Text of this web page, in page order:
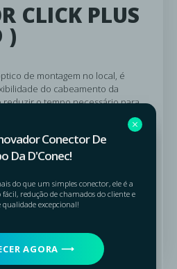
CLICK PLUS
)
de montagem no local, é
do cabeamento da
reduzir o tempo necessário para
CCTV e FTTH.
Conector De
Da D'Conec!
do que um simples conector, ele é a
redução de chamados do cliente e
qualidade excepcional!
AGORA ⟶